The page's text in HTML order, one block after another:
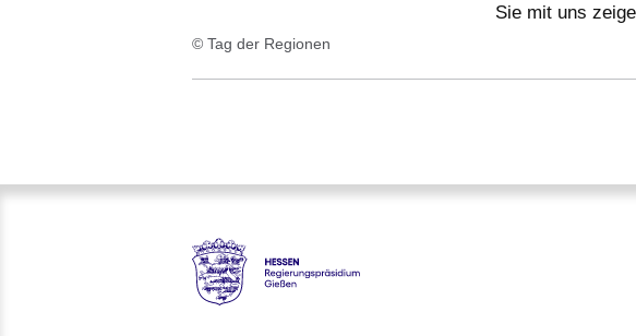
© Tag der Regionen
Sie mit uns
Hessen - Regierungspräsidium Gießen